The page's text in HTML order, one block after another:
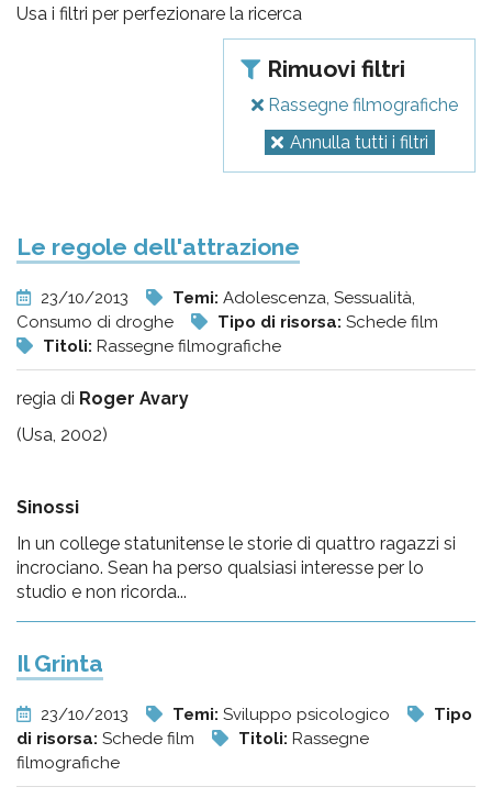
l'infanzia
l'adolescenza
Usa i filtri per perfezionare la ricerca
Rimuovi filtri
Rassegne filmografiche
Annulla tutti i filtri
Le regole dell'attrazione
23/10/2013 Temi: Adolescenza, Sessualità,
Consumo di droghe
Tipo di risorsa: Schede film
Titoli: Rassegne filmografiche
regia di Roger Avary
(Usa, 2002)
Sinossi
In un college statunitense le storie di quattro ragazzi si
incrociano. Sean ha perso qualsiasi interesse per lo
studio e non ricorda...
Il Grinta
23/10/2013 Temi: Sviluppo psicologico
Tipo
di risorsa: Schede film Titoli: Rassegne
filmografiche